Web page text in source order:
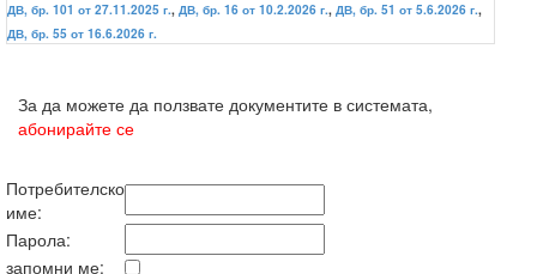
ДВ, бр. 101 от 27.11.2025 г., ДВ, бр. 16 от 10.2.2026 г., ДВ, бр. 51 от 5.6.2026 г.,
ДВ, бр. 55 от 16.6.2026 г.
За да можете да ползвате документите в системата,
абонирайте се
Потребителско
име:
Парола:
запомни ме: